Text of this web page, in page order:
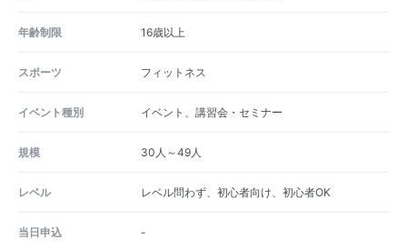
年齢制限 16歳以上
スポーツ フィットネス
イベント種別 イベント、講習会・セミナー
規模 30人～49人
レベル レベル問わず、初心者向け、初心者OK
当日申込 -